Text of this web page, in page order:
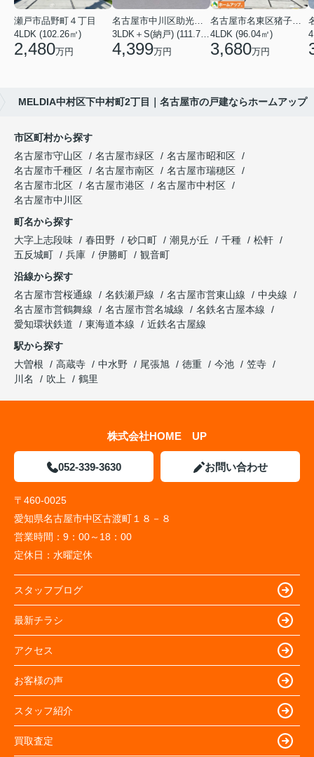
瀬戸市品野町４丁目
4LDK (102.26㎡)
2,480万円
名古屋市中川区助光１丁目
3LDK＋S(納戸) (111.78㎡)
4,399万円
名古屋市名東区猪子石１丁目
4LDK (96.04㎡)
3,680万円
MELDIA中村区下中村町2丁目｜名古屋市の戸建ならホームアップ
市区町村から探す
名古屋市守山区
名古屋市緑区
名古屋市昭和区
名古屋市千種区
名古屋市南区
名古屋市瑞穂区
名古屋市北区
名古屋市港区
名古屋市中村区
名古屋市中川区
町名から探す
大字上志段味
春田野 砂口町 潮見が丘 千種
松軒
五反城町
兵庫 伊勝町
観音町
沿線から探す
名古屋市営桜通線
名鉄瀬戸線 名古屋市営東山線
中央線
名古屋市営鶴舞線
名古屋市営名城線
名鉄名古屋本線
愛知環状鉄道
東海道本線
近鉄名古屋線
駅から探す
大曽根
高蔵寺 中水野 尾張旭 徳重 今池
笠寺
川名
吹上 鶴里
株式会社HOME UP
052-339-3630 お問い合わせ
〒460-0025
愛知県名古屋市中区古渡町１８－８
営業時間： 9：00～18：00
定休日： 水曜定休
スタッフブログ
最新チラシ
アクセス
お客様の声
スタッフ紹介
買取査定